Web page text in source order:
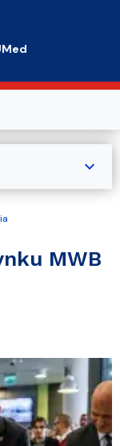
MWB
expand_more